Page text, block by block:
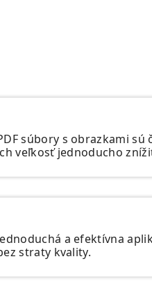
súbory s obrazkami
veľkosť jednoducho
a efektívna
straty kvality.